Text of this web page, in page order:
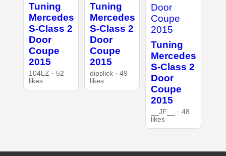
Tuning
Mercedes
S-Class 2
Door
Coupe
2015
104LZ · 52
likes
Tuning
Mercedes
S-Class 2
Door
Coupe
2015
dipslick · 49
likes
Tuning
Mercedes
S-Class 2
Door
Coupe
2015
__JF__ · 48
likes